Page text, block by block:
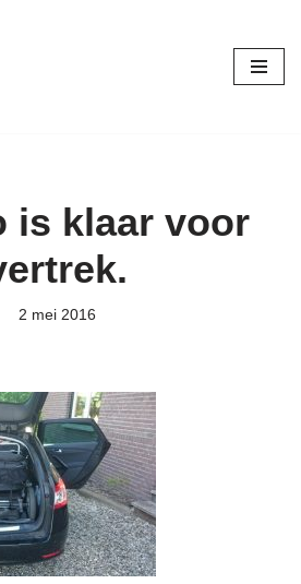
is klaar voor
2 mei 2016